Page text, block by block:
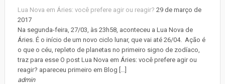
Lua Nova em Áries: você prefere agir ou reagir? 29 de março de
2017
Na segunda-feira, 27/03, às 23h58, aconteceu a Lua Nova de
Áries. É o início de um novo ciclo lunar, que vai até 26/04. Ação é
o que o céu, repleto de planetas no primeiro signo de zodíaco,
traz para esse O post Lua Nova em Áries: você prefere agir ou
reagir? apareceu primeiro em Blog […]
admin